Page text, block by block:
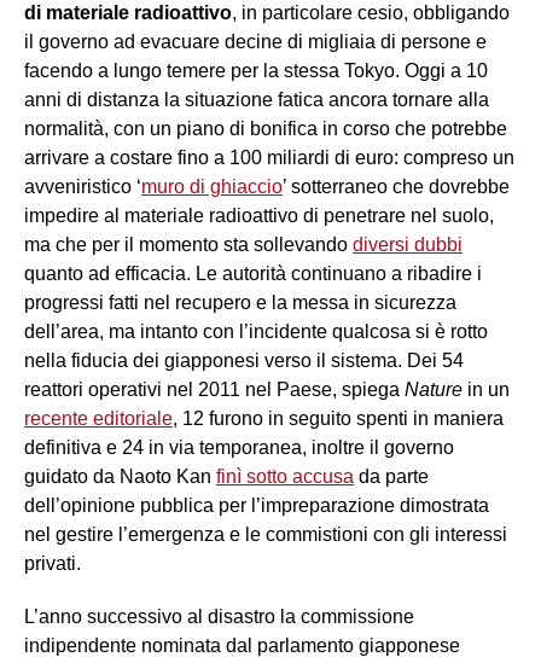
di materiale radioattivo, in particolare cesio, obbligando
il governo ad evacuare decine di migliaia di persone e
facendo a lungo temere per la stessa Tokyo. Oggi a 10
anni di distanza la situazione fatica ancora tornare alla
normalità, con un piano di bonifica in corso che potrebbe
arrivare a costare fino a 100 miliardi di euro: compreso un
avveniristico ‘muro di ghiaccio’ sotterraneo che dovrebbe
impedire al materiale radioattivo di penetrare nel suolo,
ma che per il momento sta sollevando diversi dubbi
quanto ad efficacia. Le autorità continuano a ribadire i
progressi fatti nel recupero e la messa in sicurezza
dell’area, ma intanto con l’incidente qualcosa si è rotto
nella fiducia dei giapponesi verso il sistema. Dei 54
reattori operativi nel 2011 nel Paese, spiega Nature in un
recente editoriale, 12 furono in seguito spenti in maniera
definitiva e 24 in via temporanea, inoltre il governo
guidato da Naoto Kan finì sotto accusa da parte
dell’opinione pubblica per l’impreparazione dimostrata
nel gestire l’emergenza e le commistioni con gli interessi
privati.
L’anno successivo al disastro la commissione
indipendente nominata dal parlamento giapponese